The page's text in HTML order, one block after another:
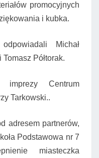
promocyjnych
i kubka.
Michał
Półtorak.
imprezy Centrum
Tarkowski..
adresem partnerów,
Podstawowa nr 7
miasteczka